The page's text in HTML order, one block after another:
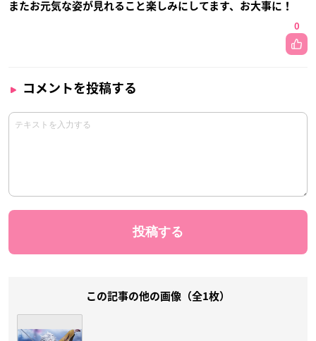
またお元気な姿が見れること楽しみにしてます、お大事に！
0
コメントを投稿する
この記事の他の画像（全1枚）